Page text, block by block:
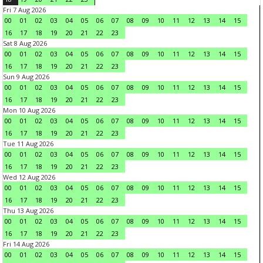
Fri 7 Aug 2026
00
01 02 03 04 05 06 07 08 09 10 11 12 13 14
15
16
17 18 19 20 21 22
23
Sat 8 Aug 2026
00
01 02 03 04 05 06 07 08 09 10 11 12 13 14
15
16
17 18 19 20 21 22
23
Sun 9 Aug 2026
00
01 02 03 04 05 06 07 08 09 10 11 12 13 14
15
16
17 18 19 20 21 22
23
Mon 10 Aug 2026
00
01 02 03 04 05 06 07 08 09 10 11 12 13 14
15
16
17 18 19 20 21 22
23
Tue 11 Aug 2026
00
01 02 03 04 05 06 07 08 09 10 11 12 13 14
15
16
17 18 19 20 21 22
23
Wed 12 Aug 2026
00
01 02 03 04 05 06 07 08 09 10 11 12 13 14
15
16
17 18 19 20 21 22
23
Thu 13 Aug 2026
00
01 02 03 04 05 06 07 08 09 10 11 12 13 14
15
16
17 18 19 20 21 22
23
Fri 14 Aug 2026
00
01 02 03 04 05 06 07 08 09 10 11 12 13 14
15